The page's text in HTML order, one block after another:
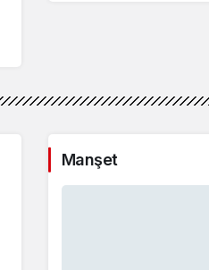
Manşet